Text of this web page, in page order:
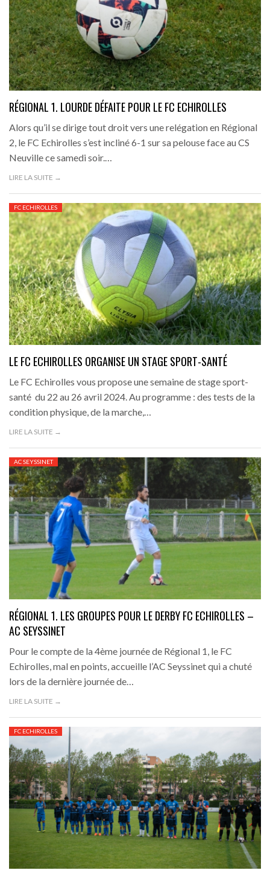
RÉGIONAL 1. LOURDE DÉFAITE POUR LE FC ECHIROLLES
Alors qu’il se dirige tout droit vers une relégation en Régional
2, le FC Echirolles s’est incliné 6-1 sur sa pelouse face au CS
Neuville ce samedi soir.…
LIRE LA SUITE →
FC ECHIROLLES
LE FC ECHIROLLES ORGANISE UN STAGE SPORT-SANTÉ
Le FC Echirolles vous propose une semaine de stage sport-
santé du 22 au 26 avril 2024. Au programme : des tests de la
condition physique, de la marche,…
LIRE LA SUITE →
AC SEYSSINET
RÉGIONAL 1. LES GROUPES POUR LE DERBY FC ECHIROLLES –
AC SEYSSINET
Pour le compte de la 4ème journée de Régional 1, le FC
Echirolles, mal en points, accueille l’AC Seyssinet qui a chuté
lors de la dernière journée de…
LIRE LA SUITE →
FC ECHIROLLES